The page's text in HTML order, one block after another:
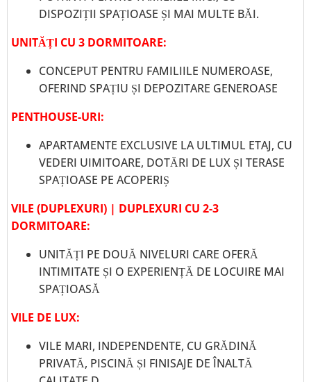
DISPOZIȚII SPAȚIOASE ȘI MAI MULTE BĂI.
UNITĂȚI CU 3 DORMITOARE:
CONCEPUT PENTRU FAMILIILE NUMEROASE,
OFERIND SPAȚIU ȘI DEPOZITARE GENEROASE
PENTHOUSE-URI:
APARTAMENTE EXCLUSIVE LA ULTIMUL ETAJ, CU
VEDERI UIMITOARE, DOTĂRI DE LUX ȘI TERASE
SPAȚIOASE PE ACOPERIȘ
VILE (DUPLEXURI) | DUPLEXURI CU 2-3
DORMITOARE:
UNITĂȚI PE DOUĂ NIVELURI CARE OFERĂ
INTIMITATE ȘI O EXPERIENȚĂ DE LOCUIRE MAI
SPAȚIOASĂ
VILE DE LUX:
VILE MARI, INDEPENDENTE, CU GRĂDINĂ
PRIVATĂ, PISCINĂ ȘI FINISAJE DE ÎNALTĂ